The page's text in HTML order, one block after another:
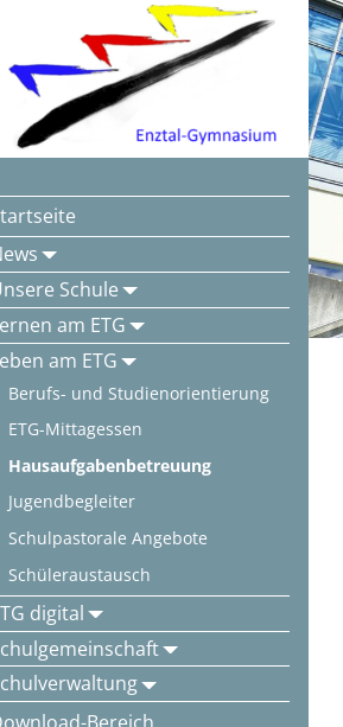
Schule
am ETG
am ETG
Berufs- und Studienorientierung
ETG-Mittagessen
Hausaufgabenbetreuung
Jugendbegleiter
Schulpastorale Angebote
Schüleraustausch
digital